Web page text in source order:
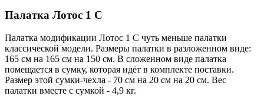
Палатка Лотос 1 С
Палатка модификации Лотос 1 С чуть меньше палатки
классической модели. Размеры палатки в разложенном виде:
165 см на 165 см на 150 см. В сложенном виде палатка
помещается в сумку, которая идёт в комплекте поставки.
Размер этой сумки-чехла - 70 см на 20 см на 20 см. Вес
палатки вместе с сумкой - 4,9 кг.